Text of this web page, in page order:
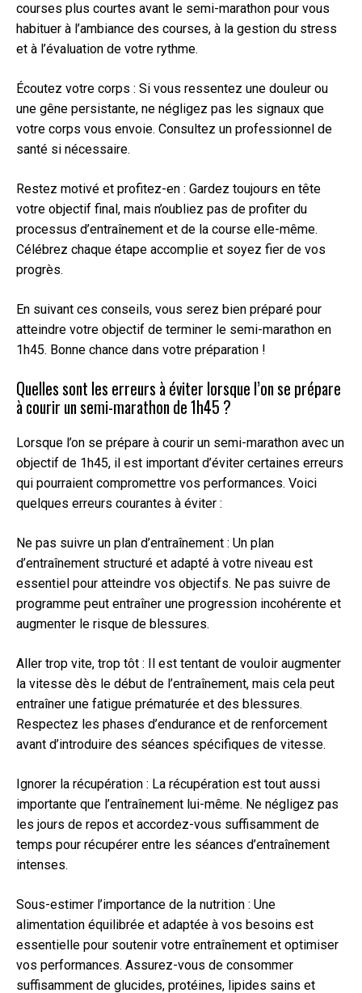
courses plus courtes avant le semi-marathon pour vous
habituer à l’ambiance des courses, à la gestion du stress
et à l’évaluation de votre rythme.
Écoutez votre corps : Si vous ressentez une douleur ou
une gêne persistante, ne négligez pas les signaux que
votre corps vous envoie. Consultez un professionnel de
santé si nécessaire.
Restez motivé et profitez-en : Gardez toujours en tête
votre objectif final, mais n’oubliez pas de profiter du
processus d’entraînement et de la course elle-même.
Célébrez chaque étape accomplie et soyez fier de vos
progrès.
En suivant ces conseils, vous serez bien préparé pour
atteindre votre objectif de terminer le semi-marathon en
1h45. Bonne chance dans votre préparation !
Quelles sont les erreurs à éviter lorsque l’on se prépare
à courir un semi-marathon de 1h45 ?
Lorsque l’on se prépare à courir un semi-marathon avec un
objectif de 1h45, il est important d’éviter certaines erreurs
qui pourraient compromettre vos performances. Voici
quelques erreurs courantes à éviter :
Ne pas suivre un plan d’entraînement : Un plan
d’entraînement structuré et adapté à votre niveau est
essentiel pour atteindre vos objectifs. Ne pas suivre de
programme peut entraîner une progression incohérente et
augmenter le risque de blessures.
Aller trop vite, trop tôt : Il est tentant de vouloir augmenter
la vitesse dès le début de l’entraînement, mais cela peut
entraîner une fatigue prématurée et des blessures.
Respectez les phases d’endurance et de renforcement
avant d’introduire des séances spécifiques de vitesse.
Ignorer la récupération : La récupération est tout aussi
importante que l’entraînement lui-même. Ne négligez pas
les jours de repos et accordez-vous suffisamment de
temps pour récupérer entre les séances d’entraînement
intenses.
Sous-estimer l’importance de la nutrition : Une
alimentation équilibrée et adaptée à vos besoins est
essentielle pour soutenir votre entraînement et optimiser
vos performances. Assurez-vous de consommer
suffisamment de glucides, protéines, lipides sains et